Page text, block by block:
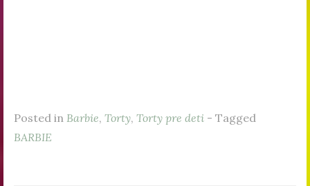
Posted in Barbie, Torty, Torty pre deti - Tagged
BARBIE